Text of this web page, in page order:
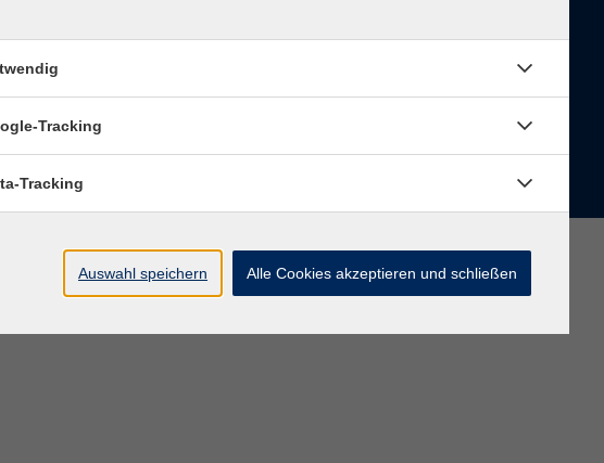
Tracking
Tracking
Auswahl speichern Alle Cookies akzeptieren und schließen